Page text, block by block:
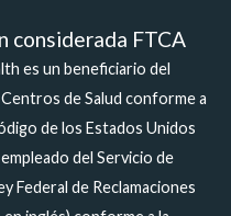
considerada FTCA
es un beneficiario del
de Salud conforme a
de los Estados Unidos
del Servicio de
Federal de Reclamaciones